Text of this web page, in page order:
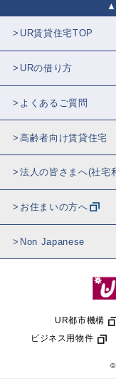
UR賃貸住宅TOP
URの借り方
よくあるご質問
高齢者向け賃貸住宅
法人の皆さまへ(社宅
お住まいの方へ
Non Japanese
UR都市機構
ビジネス用物件
©